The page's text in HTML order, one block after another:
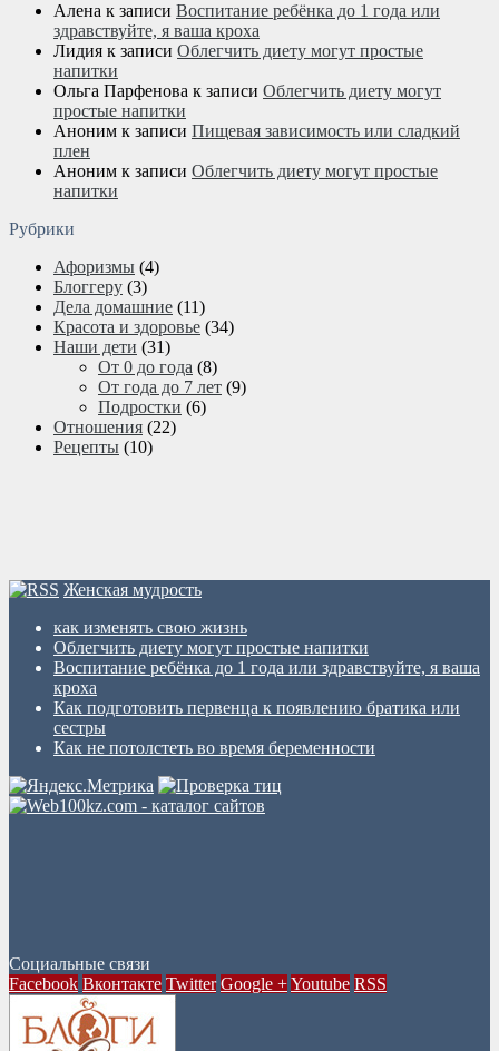
Алена к записи Воспитание ребёнка до 1 года или
здравствуйте, я ваша кроха
Лидия к записи Облегчить диету могут простые
напитки
Ольга Парфенова к записи Облегчить диету могут
простые напитки
Аноним к записи Пищевая зависимость или сладкий
плен
Аноним к записи Облегчить диету могут простые
напитки
Рубрики
Афоризмы (4)
Блоггеру (3)
Дела домашние (11)
Красота и здоровье (34)
Наши дети (31)
От 0 до года (8)
От года до 7 лет (9)
Подростки (6)
Отношения (22)
Рецепты (10)
Женская мудрость
как изменять свою жизнь
Облегчить диету могут простые напитки
Воспитание ребёнка до 1 года или здравствуйте, я ваша
кроха
Как подготовить первенца к появлению братика или
сестры
Как не потолстеть во время беременности
Социальные связи
Facebook Вконтакте Twitter Google +Youtube RSS